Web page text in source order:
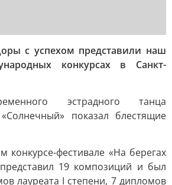
с успехом представили наш
конкурсах в Санкт-
эстрадного танца
показал блестящие
фестивале «На берегах
19 композиций и был
лауреата I степени, 7 дипломов